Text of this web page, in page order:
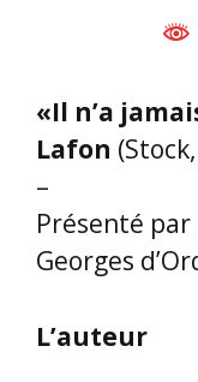
«Il n’a
Lafon
–
Présenté
Georges
L’auteur